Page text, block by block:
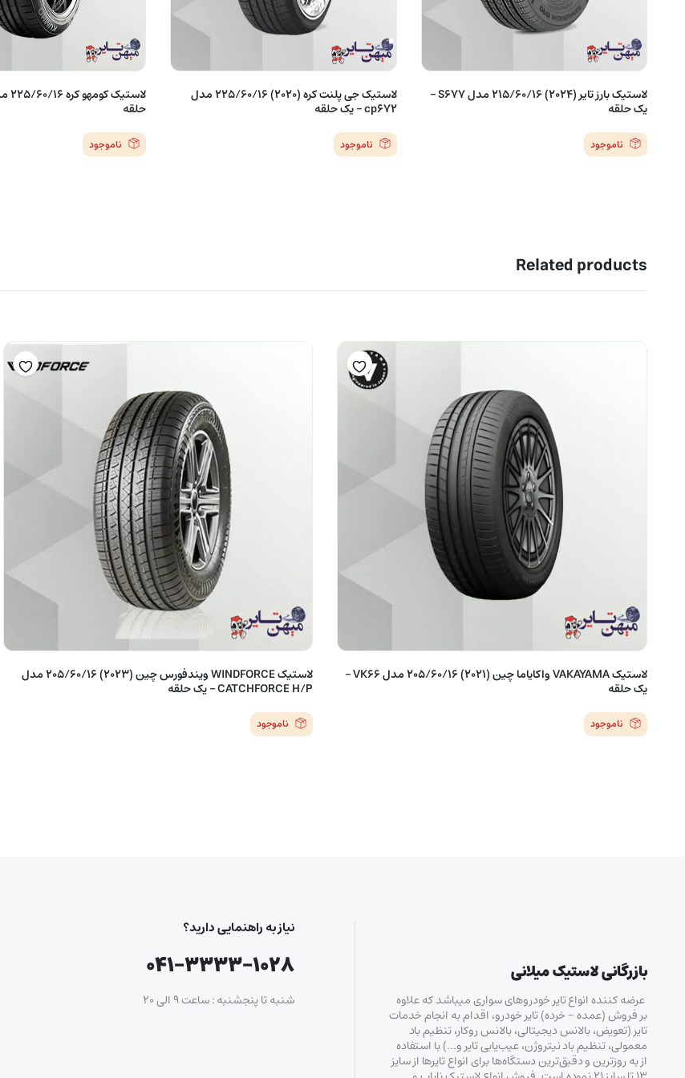
لاستیک بارز تایر (2024) 215/60/16 مدل S677 –
یک حلقه
ناموجود
لاستیک جی پلنت کره (2020) 225/60/16 مدل
cp672 – یک حلقه
ناموجود
حلقه
ناموجود
Related products
لاستیک VAKAYAMA واکایاما چین (2021) 205/60/16 مدل VK66 –
یک حلقه
ناموجود
لاستیک WINDFORCE ویندفورس چین (2023) 205/60/16 مدل
CATCHFORCE H/P – یک حلقه
ناموجود
بازرگانی لاستیک میلانی
عرضه کننده انواع تایر خودروهای سواری میباشد که علاوه
بر فروش (عمده – خرده‌) تایر خودرو، اقدام به انجام خدمات
تایر (تعویض، بالانس دیجیتالی، بالانس روکار، تنظیم باد
معمولی، تنظیم باد نیتروژن، عیب‌یابی تایر و…) با استفاده
از به روزترین و دقیق‌ترین دستگاه‌ها برای انواع تایرها از سایز
نیاز به راهنمایی دارید؟
۰۴۱-۳۳۳۳-۱۰۲۸
شنبه تا پنجشنبه : ساعت ۹ الی ۲۰